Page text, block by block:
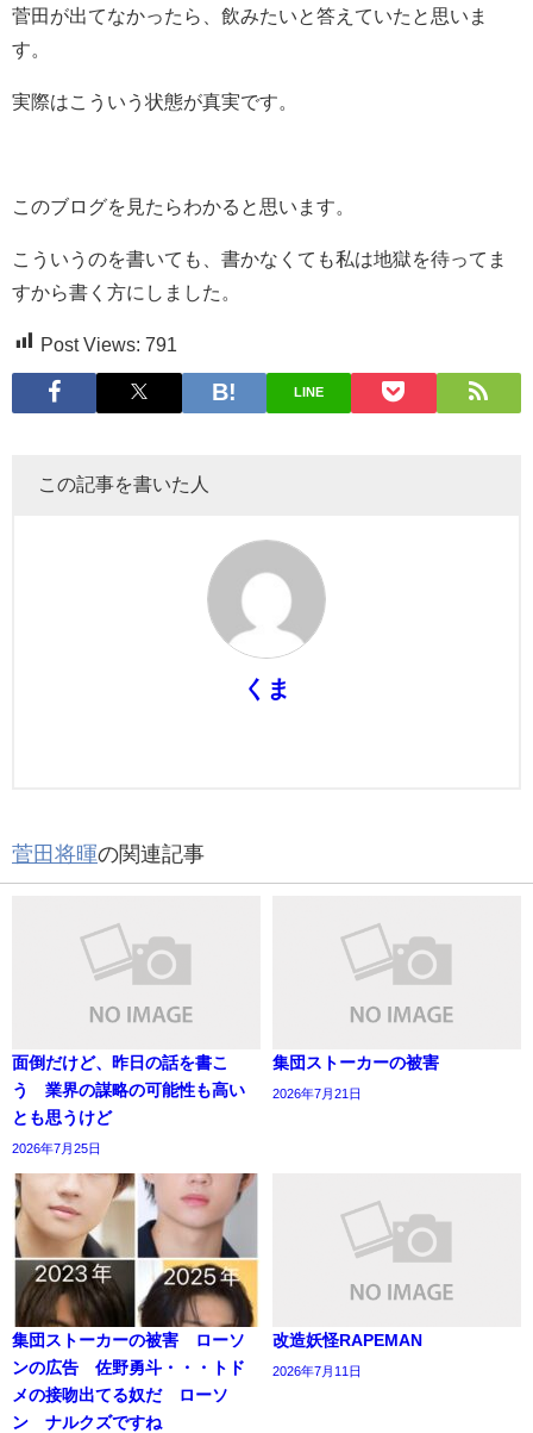
菅田が出てなかったら、飲みたいと答えていたと思いま
す。
実際はこういう状態が真実です。
このブログを見たらわかると思います。
こういうのを書いても、書かなくても私は地獄を待ってま
すから書く方にしました。
Post Views: 791
LINE
この記事を書いた人
くま
菅田将暉の関連記事
面倒だけど、昨日の話を書こ
う 業界の謀略の可能性も高い
とも思うけど
2026年7月25日
集団ストーカーの被害
2026年7月21日
集団ストーカーの被害 ローソ
ンの広告 佐野勇斗・・・トド
メの接吻出てる奴だ ローソ
ン ナルクズですね
改造妖怪RAPEMAN
2026年7月11日